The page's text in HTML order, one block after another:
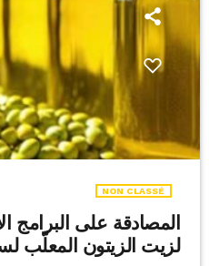
NON CLASSÉ
المصادقة على البرامج
لزيت الزيتون المعلّب لسنة